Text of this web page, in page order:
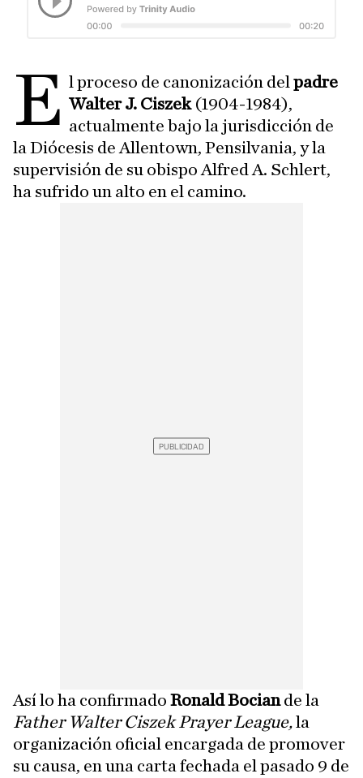
E l proceso de canonización delpadre
Walter J. Ciszek(1904-1984),
actualmente bajo la jurisdicción de
la Diócesis de Allentown, Pensilvania, y la
supervisión de su obispo Alfred A. Schlert,
ha sufrido un alto en el camino.
Así lo ha confirmado Ronald Bociande la
Father Walter Ciszek Prayer League,la
organización oficial encargada de promover
su causa, en una carta fechada el pasado 9 de